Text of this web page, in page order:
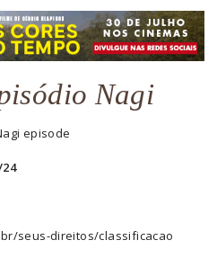
Nagi
episode
seus-direitos/classificacao